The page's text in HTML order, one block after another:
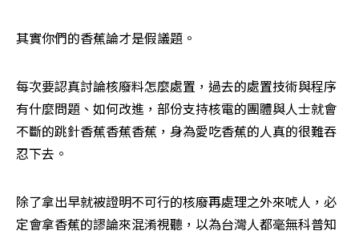
其實你們的香蕉論才是假議題。
每次要認真討論核廢料怎麼處置，過去的處置技術與程序
有什麼問題、如何改進，部份支持核電的團體與人士就會
不斷的跳針香蕉香蕉香蕉，身為愛吃香蕉的人真的很難吞
忍下去。
除了拿出早就被證明不可行的核廢再處理之外來唬人，必
定會拿香蕉的謬論來混淆視聽，以為台灣人都毫無科普知